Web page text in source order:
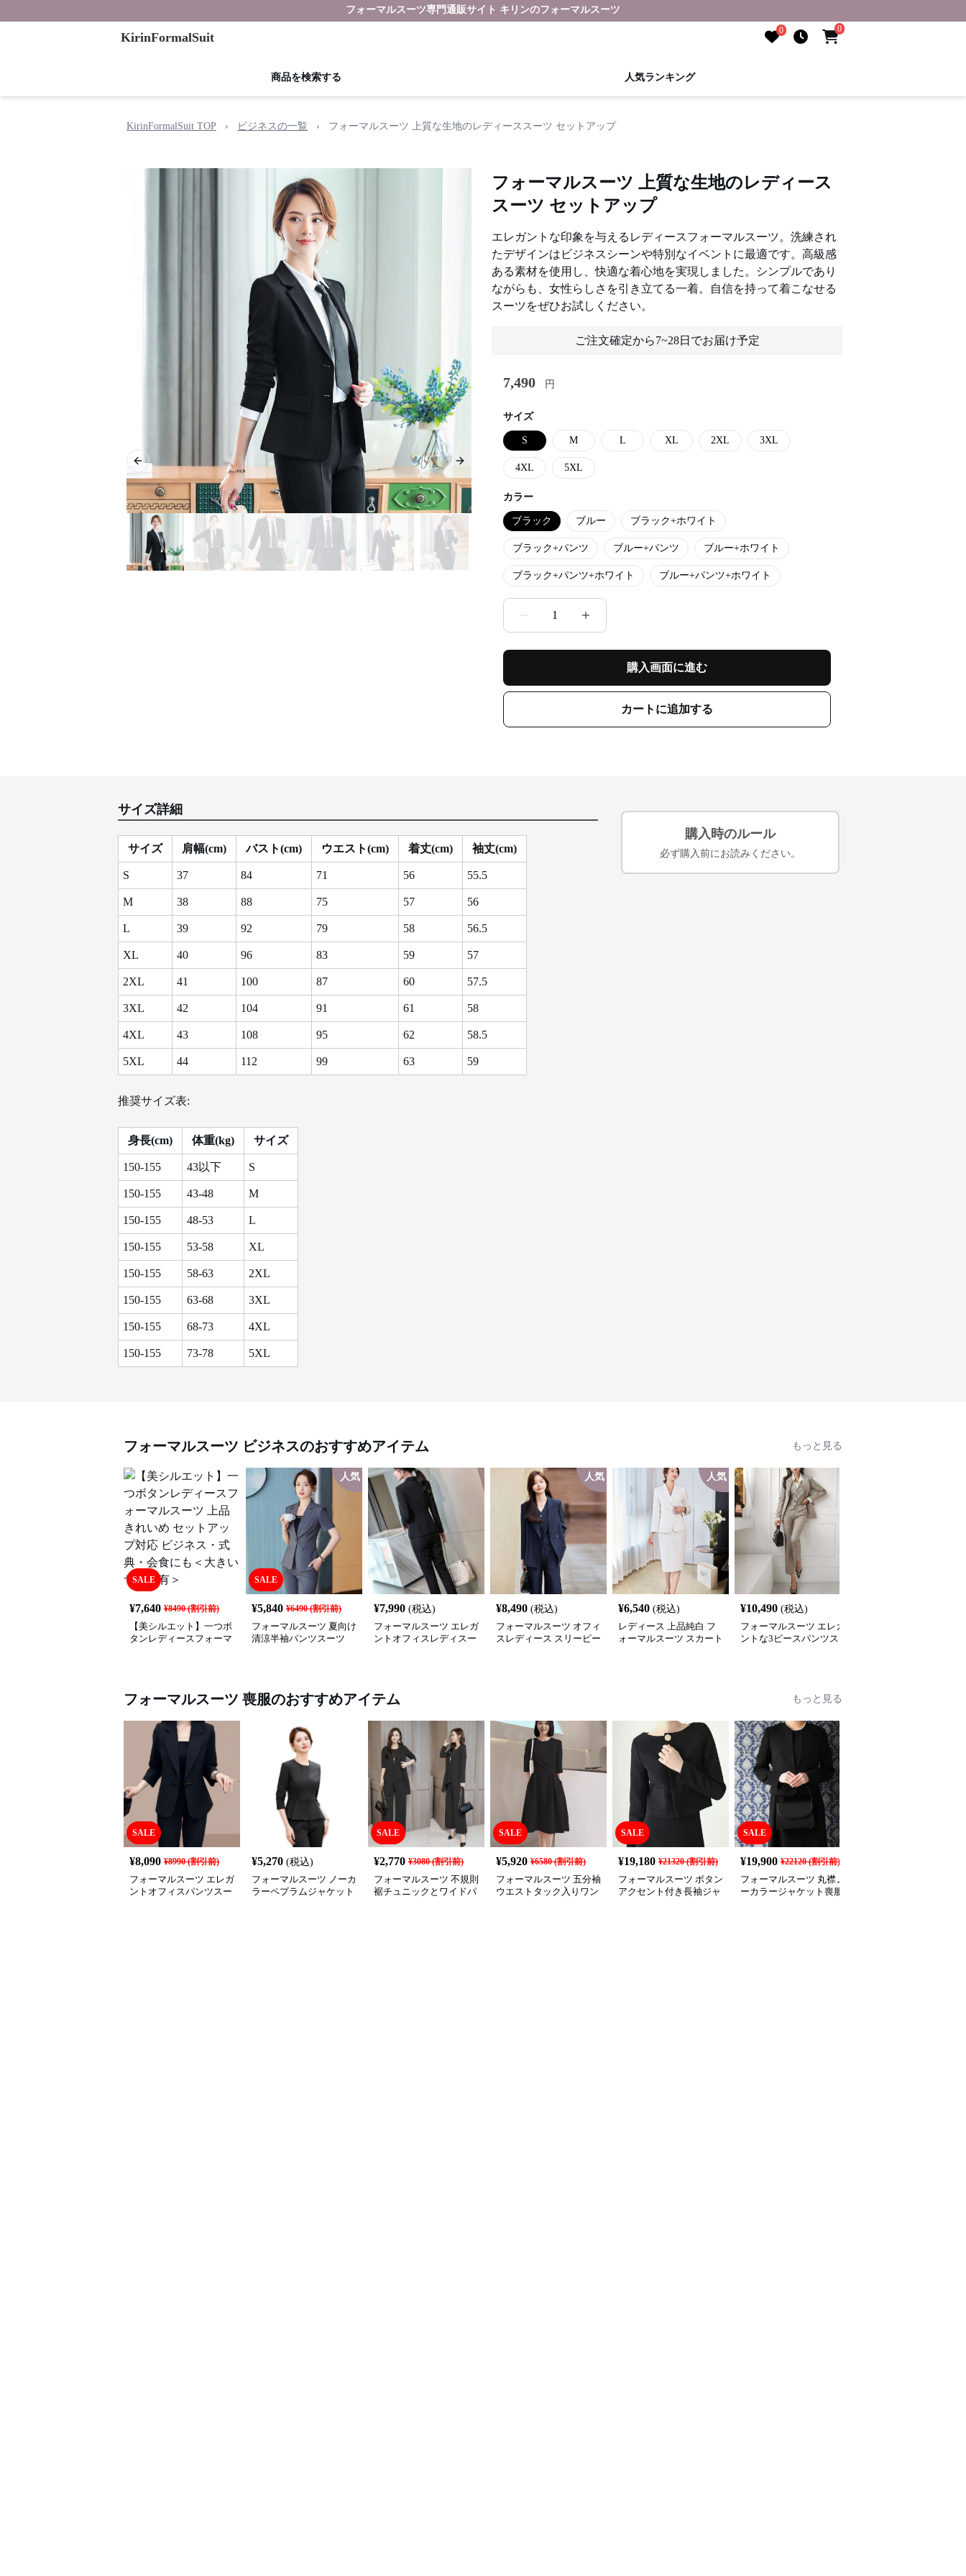
フォーマルスーツ専門通販サイト キリンのフォーマルスーツ
KirinFormalSuit 0 0
商品を検索する 人気ランキング
KirinFormalSuit TOP › ビジネスの一覧 › フォーマルスーツ 上質な生地のレディーススーツ セットアップ
Previous slide Next slide
フォーマルスーツ 上質な生地のレディース
スーツ セットアップ
エレガントな印象を与えるレディースフォーマルスーツ。洗練され
たデザインはビジネスシーンや特別なイベントに最適です。高級感
ある素材を使用し、快適な着心地を実現しました。シンプルであり
ながらも、女性らしさを引き立てる一着。自信を持って着こなせる
スーツをぜひお試しください。
ご注文確定から7~28日でお届け予定
7,490 円
サイズ
S M L XL 2XL 3XL
4XL 5XL
カラー
ブラック ブルー ブラック+ホワイト
ブラック+パンツ ブルー+パンツ ブルー+ホワイト
ブラック+パンツ+ホワイト ブルー+パンツ+ホワイト
1
購入画面に進む
カートに追加する
サイズ詳細
サイズ 肩幅(cm) バスト(cm) ウエスト(cm) 着丈(cm) 袖丈(cm)
S 37 84 71 56 55.5
M 38 88 75 57 56
L 39 92 79 58 56.5
XL 40 96 83 59 57
2XL 41 100 87 60 57.5
3XL 42 104 91 61 58
4XL 43 108 95 62 58.5
5XL 44 112 99 63 59
推奨サイズ表:
身長(cm) 体重(kg) サイズ
150-155 43以下 S
150-155 43-48 M
150-155 48-53 L
150-155 53-58 XL
150-155 58-63 2XL
150-155 63-68 3XL
150-155 68-73 4XL
150-155 73-78 5XL
購入時のルール
必ず購入前にお読みください。
フォーマルスーツ ビジネスのおすすめアイテム もっと見る
SALE
¥7,640 ¥8490(割引前)
【美シルエット】一つボ
タンレディースフォーマ
SALE
人気
¥5,840 ¥6490(割引前)
フォーマルスーツ 夏向け
清涼半袖パンツスーツ
¥7,990 (税込)
フォーマルスーツ エレガ
ントオフィスレディスー
人気
¥8,490 (税込)
フォーマルスーツ オフィ
スレディース スリーピー
人気
¥6,540 (税込)
レディース 上品純白 フ
ォーマルスーツ スカート
¥10,490 (税込)
フォーマルスーツ エレガ
ントな3ピースパンツス
フォーマルスーツ 喪服のおすすめアイテム もっと見る
SALE
¥8,090 ¥8990(割引前)
フォーマルスーツ エレガ
ントオフィスパンツスー
¥5,270 (税込)
フォーマルスーツ ノーカ
ラーペプラムジャケット
SALE
¥2,770 ¥3080(割引前)
フォーマルスーツ 不規則
裾チュニックとワイドパ
SALE
¥5,920 ¥6580(割引前)
フォーマルスーツ 五分袖
ウエストタック入りワン
SALE
¥19,180 ¥21320(割引前)
フォーマルスーツ ボタン
アクセント付き長袖ジャ
SALE
¥19,900 ¥22120(割引前)
フォーマルスーツ 丸襟ノ
ーカラージャケット喪服